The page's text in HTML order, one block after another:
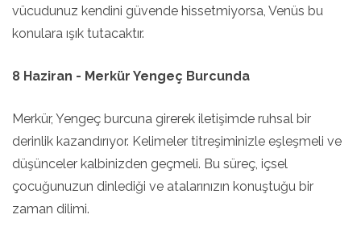
vücudunuz kendini güvende hissetmiyorsa, Venüs bu
konulara ışık tutacaktır.
8 Haziran - Merkür Yengeç Burcunda
Merkür, Yengeç burcuna girerek iletişimde ruhsal bir
derinlik kazandırıyor. Kelimeler titreşiminizle eşleşmeli ve
düşünceler kalbinizden geçmeli. Bu süreç, içsel
çocuğunuzun dinlediği ve atalarınızın konuştuğu bir
zaman dilimi.